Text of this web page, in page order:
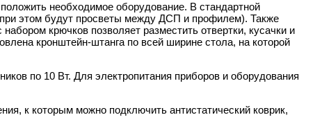
необходимое оборудование. В стандартной
этом будут просветы между ДСП и профилем). Также
крючков позволяет разместить отвертки, кусачки и
кронштейн-штанга по всей ширине стола, на которой
по 10 Вт. Для электропитания приборов и оборудования
к которым можно подключить антистатический коврик,